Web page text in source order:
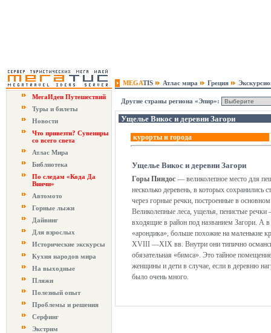
MEGATIS Атлас мира Греция
МегаИдеи Путешествий
Туры и билеты
Новости
Что привезти? Сувениры
со всего света
Атлас Мира
Библиотека
По следам «Кода Да
Винчи»
Автомото
Горные лыжи
Дайвинг
Для взрослых
Исторические экскурсы
Кухня народов мира
На выходные
Пляжи
Полезный опыт
Проблемы и решения
Серфинг
Экстрим
Другие страны региона «Эпир»:
Ущелье Викос и деревни Загори
курорты и города
Ущелье Викос и деревни Загори
Горы Пиндос — великолепное место для
несколько деревень, в которых
через горные речки, построенные в
Великолепные леса, ущелья, пенистые
входящие в район под названием Загори. А
«арондика», больше похожие на маленькие
XVIII —XIX вв. Внутри они типично
обязательная «бимса». Это тайное
женщины и дети в случае, если в деревню
было очень много.